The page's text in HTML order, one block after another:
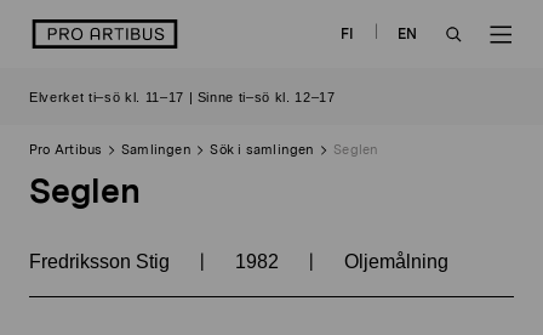
logo FI
EN
Elverket ti–sö kl. 11–17 | Sinne ti–sö kl. 12–17
Pro Artibus Samlingen Sök i samlingen Seglen
Seglen
Fredriksson Stig | 1982 | Oljemålning